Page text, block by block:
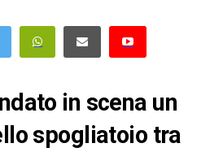
in scena un
spogliatoio tra